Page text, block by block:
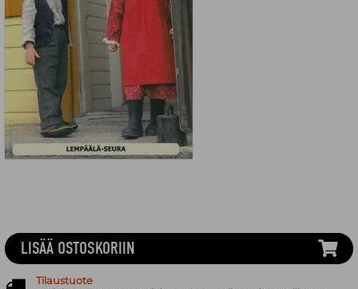
LISÄÄ OSTOSKORIIN
Tilaustuote